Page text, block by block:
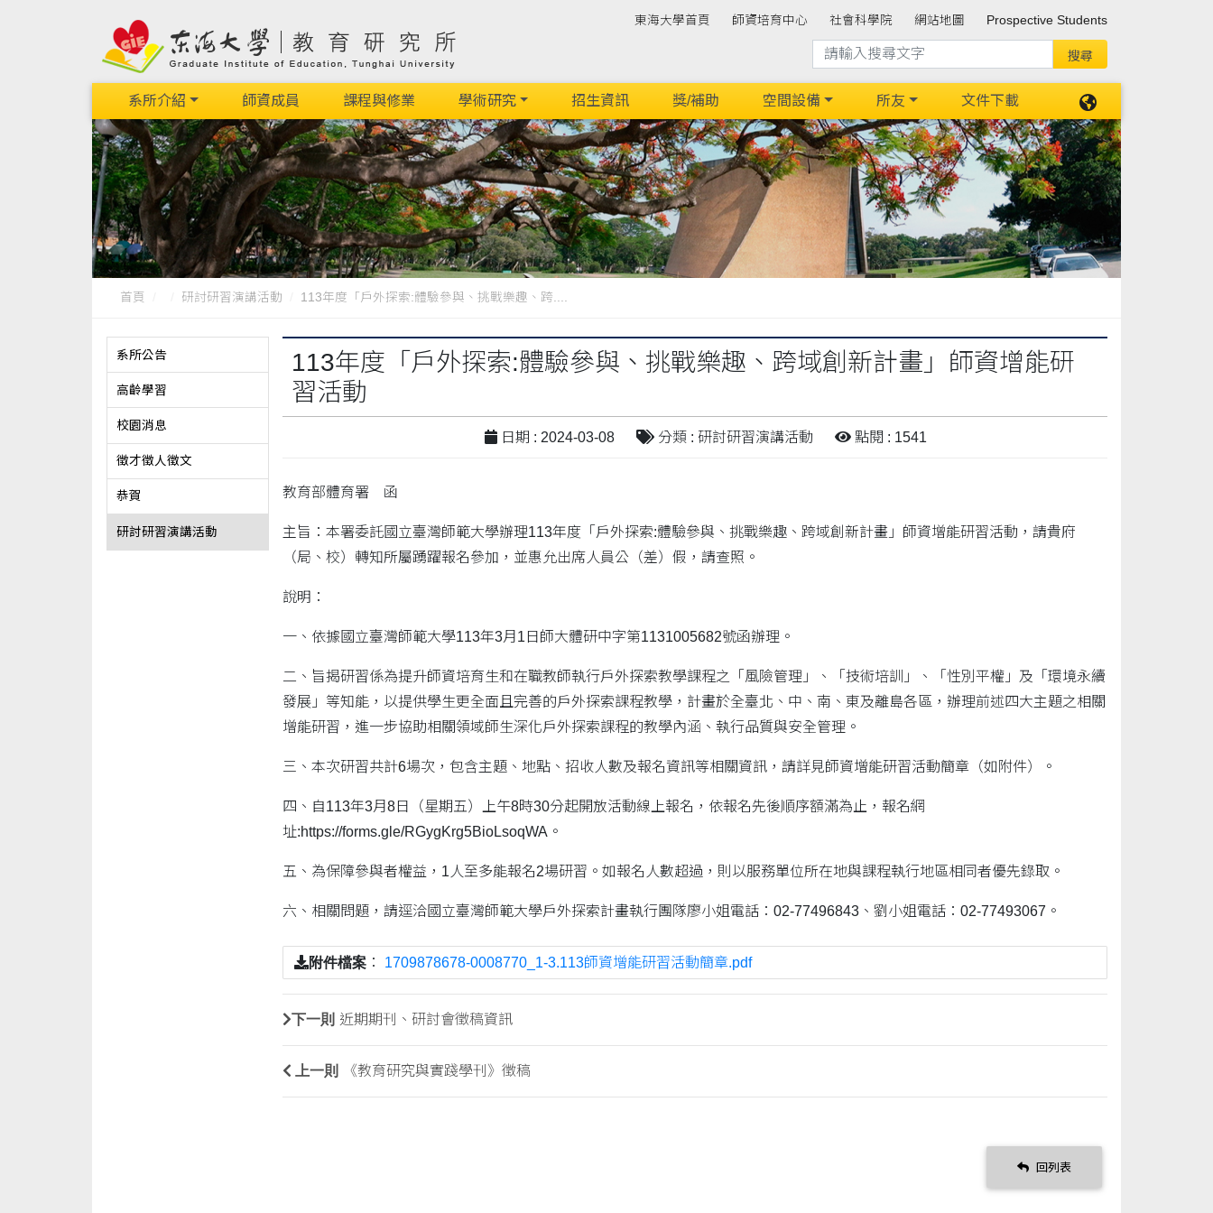
東海大學首頁 師資培育中心 社會科學院 網站地圖 Prospective Students
系所介紹 師資成員 課程與修業 學術研究 招生資訊 獎/補助 空間設備 所友 文件下載
首頁 研討研習演講活動 113年度「戶外探索:體驗參與、挑戰樂趣、跨....
系所公告
高齡學習
校園消息
徵才徵人徵文
恭賀
研討研習演講活動
113年度「戶外探索:體驗參與、挑戰樂趣、跨域創新計畫」師資增能研
習活動
日期 : 2024-03-08 分類 : 研討研習演講活動 點閱 : 1541
教育部體育署 函
主旨：本署委託國立臺灣師範大學辦理113年度「戶外探索:體驗參與、挑戰樂趣、跨域創新計畫」師資增能研習活動，請貴府
（局、校）轉知所屬踴躍報名參加，並惠允出席人員公（差）假，請查照。
說明：
一、依據國立臺灣師範大學113年3月1日師大體研中字第1131005682號函辦理。
二、旨揭研習係為提升師資培育生和在職教師執行戶外探索教學課程之「風險管理」、「技術培訓」、「性別平權」及「環境永續
發展」等知能，以提供學生更全面且完善的戶外探索課程教學，計畫於全臺北、中、南、東及離島各區，辦理前述四大主題之相關
增能研習，進一步協助相關領域師生深化戶外探索課程的教學內涵、執行品質與安全管理。
三、本次研習共計6場次，包含主題、地點、招收人數及報名資訊等相關資訊，請詳見師資增能研習活動簡章（如附件）。
四、自113年3月8日（星期五）上午8時30分起開放活動線上報名，依報名先後順序額滿為止，報名網
址:https://forms.gle/RGygKrg5BioLsoqWA。
五、為保障參與者權益，1人至多能報名2場研習。如報名人數超過，則以服務單位所在地與課程執行地區相同者優先錄取。
六、相關問題，請逕洽國立臺灣師範大學戶外探索計畫執行團隊廖小姐電話：02-77496843、劉小姐電話：02-77493067。
附件檔案 ： 1709878678-0008770_1-3.113師資增能研習活動簡章.pdf
下一則 近期期刊、研討會徵稿資訊
上一則 《教育研究與實踐學刊》徵稿
回列表